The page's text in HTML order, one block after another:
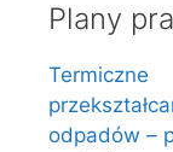
Plany
Termiczne
odpadów –